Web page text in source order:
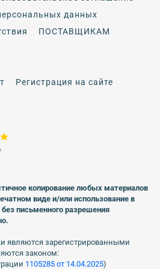
данных
ПОСТАВЩИКАМ
Регистрация на сайте
копирование любых материалов
виде и/или использование в
письменного разрешения
являются зарегистрированными
законом:
1105285 от 14.04.2025)